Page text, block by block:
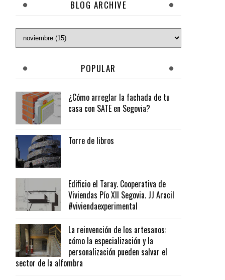
BLOG ARCHIVE
POPULAR
¿Cómo arreglar la fachada de tu
casa con SATE en Segovia?
Torre de libros
Edificio el Taray. Cooperativa de
Viviendas Pío XII Segovia. JJ Aracil
#viviendaexperimental
La reinvención de los artesanos:
cómo la especialización y la
personalización pueden salvar el
sector de la alfombra